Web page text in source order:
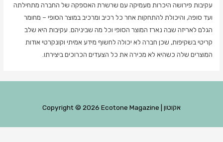
עקיבות פירושה היכרות מעמיקה עם שרשרת האספקה של החברה מתחילתה
ועד סופה, והיכולת להתחקות אחר כל רכיב ומרכיב במוצר הסופי – מחומר
הגלם לאריזה שבה נארז המוצר הסופי וכל מה שביניהם. עקיבות היא שלב
קריטי בשקיפות, שכן חברה לא יכולה לחשוף מידע אמיתי וקונקרטי אודות
המוצרים שלה כשהיא לא מכירה את כל הצעדים הכרוכים ביצירתו.
Copyright © 2026 Ecotone Magazine | אקוטון